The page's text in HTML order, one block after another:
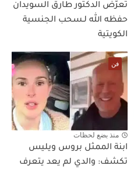
تعرّض الدكتور طارق السويدان
حفظه الله لـسحب الجنسية
الكويتية
فن
منذ بضع لحظات
ابنة الممثل بروس ويليس
تكشف: والدي لم يعد يتعرف